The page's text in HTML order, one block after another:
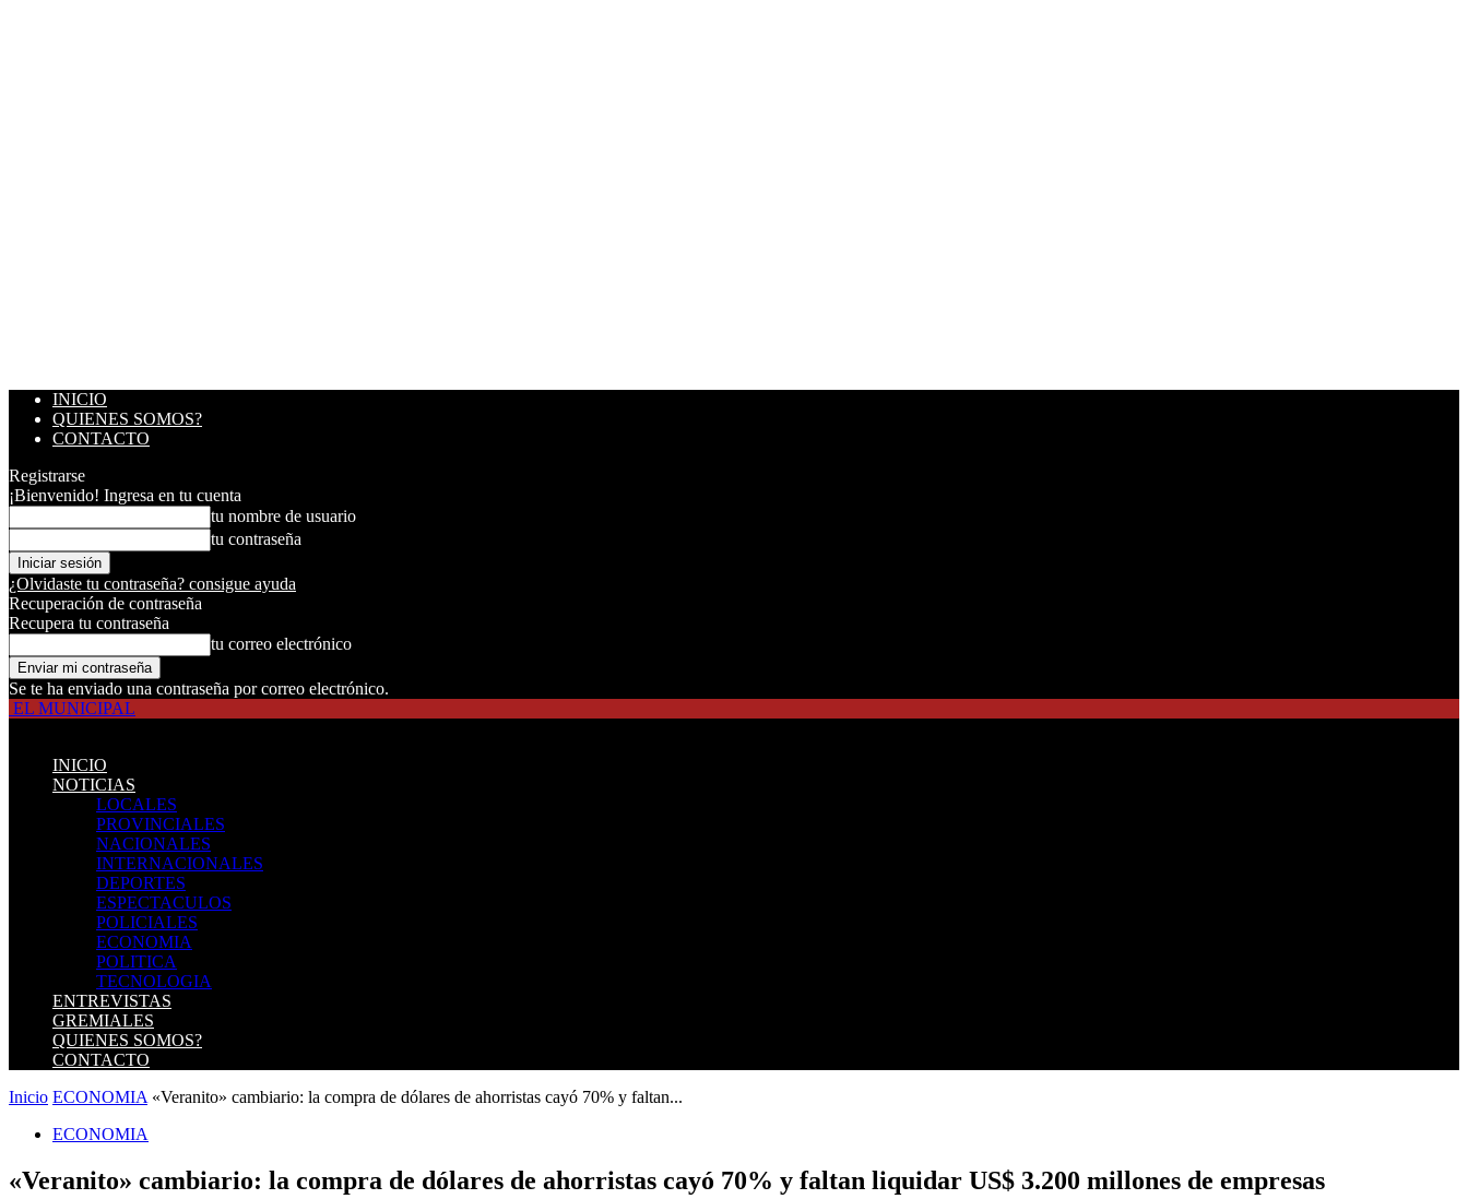
INICIO
QUIENES SOMOS?
CONTACTO
Registrarse
¡Bienvenido! Ingresa en tu cuenta
tu nombre de usuario
tu contraseña
¿Olvidaste tu contraseña? consigue ayuda
Recuperación de contraseña
Recupera tu contraseña
tu correo electrónico
Se te ha enviado una contraseña por correo electrónico.
EL MUNICIPAL
INICIO
NOTICIAS
LOCALES
PROVINCIALES
NACIONALES
INTERNACIONALES
DEPORTES
ESPECTACULOS
POLICIALES
ECONOMIA
POLITICA
TECNOLOGIA
ENTREVISTAS
GREMIALES
QUIENES SOMOS?
CONTACTO
Inicio ECONOMIA «Veranito» cambiario: la compra de dólares de ahorristas cayó 70% y faltan...
ECONOMIA
«Veranito» cambiario: la compra de dólares de ahorristas cayó 70% y faltan liquidar US$ 3.200 millones de empresas